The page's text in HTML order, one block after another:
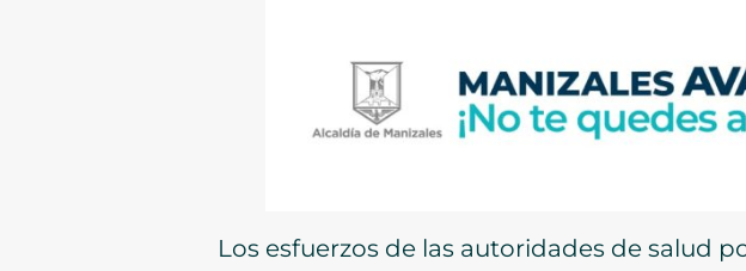
Los esfuerzos de las autoridades de salud